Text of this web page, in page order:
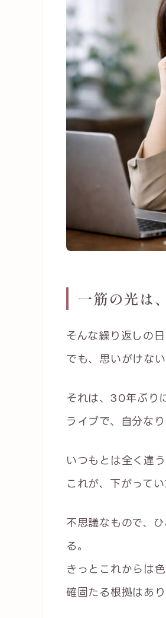
一筋の光は
そんな繰り返しの
でも、思いがけな
それは、30年ぶり
ライブで、自分な
いつもとは全く違
これが、下がって
不思議なもので、
る。
きっとこれからは
確固たる根拠はあ